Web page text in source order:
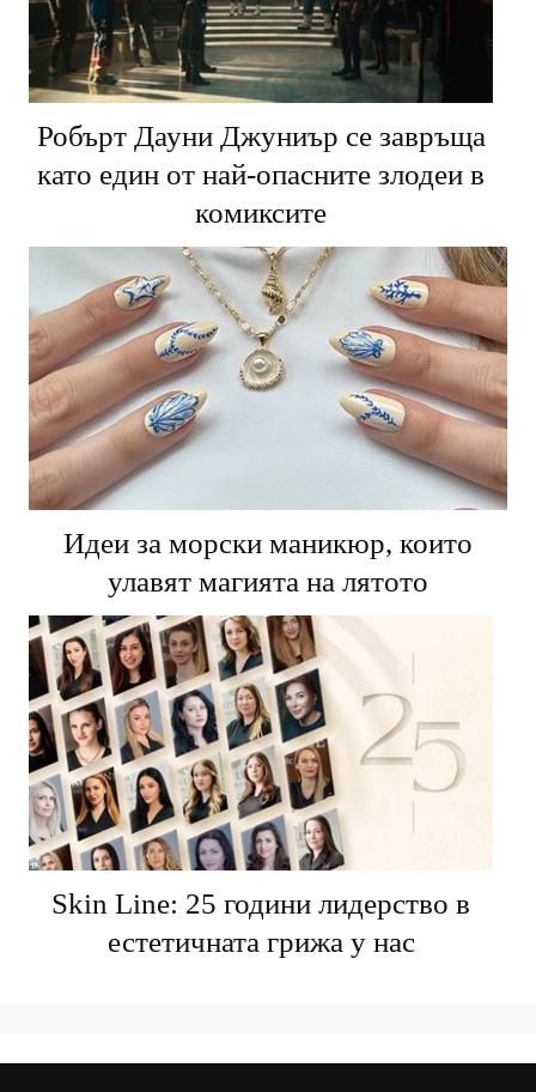
Робърт Дауни Джуниър се завръща
като един от най-опасните злодеи в
комиксите
Идеи за морски маникюр, които
улавят магията на лятото
Skin Line: 25 години лидерство в
естетичната грижа у нас